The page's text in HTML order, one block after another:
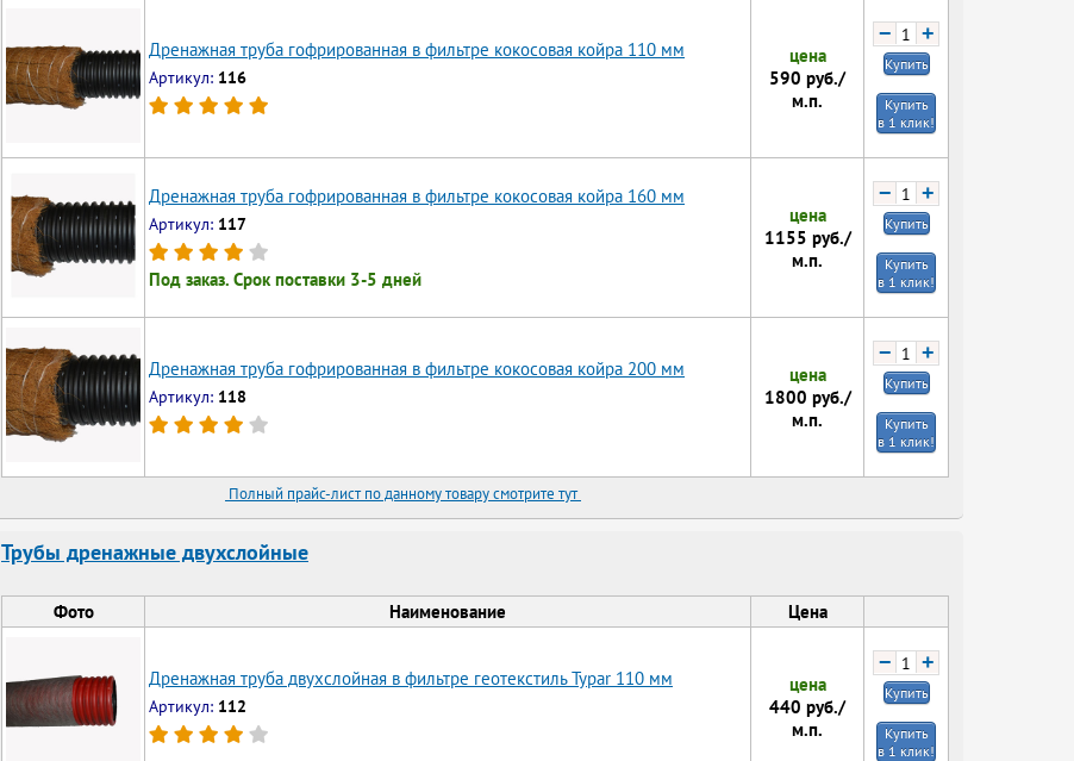
Дренажная труба гофрированная в фильтре кокосовая койра 110 мм
Артикул: 116
цена
590 руб./
м.п.
− +
Купить
Купить
в 1 клик!
Дренажная труба гофрированная в фильтре кокосовая койра 160 мм
Артикул: 117
Под заказ. Срок поставки 3-5 дней
цена
1155 руб./
м.п.
− +
Купить
Купить
в 1 клик!
Дренажная труба гофрированная в фильтре кокосовая койра 200 мм
Артикул: 118
цена
1800 руб./
м.п.
− +
Купить
Купить
в 1 клик!
Полный прайс-лист по данному товару смотрите тут
Трубы дренажные двухслойные
Фото Наименование Цена
Дренажная труба двухслойная в фильтре геотекстиль Typar 110 мм
Артикул: 112
цена
440 руб./
м.п.
− +
Купить
Купить
в 1 клик!